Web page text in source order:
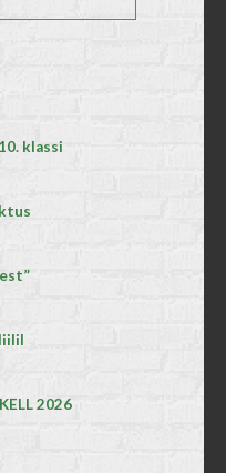
klassi
2026